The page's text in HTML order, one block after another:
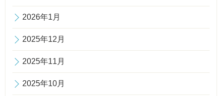
2026年1月
2025年12月
2025年11月
2025年10月